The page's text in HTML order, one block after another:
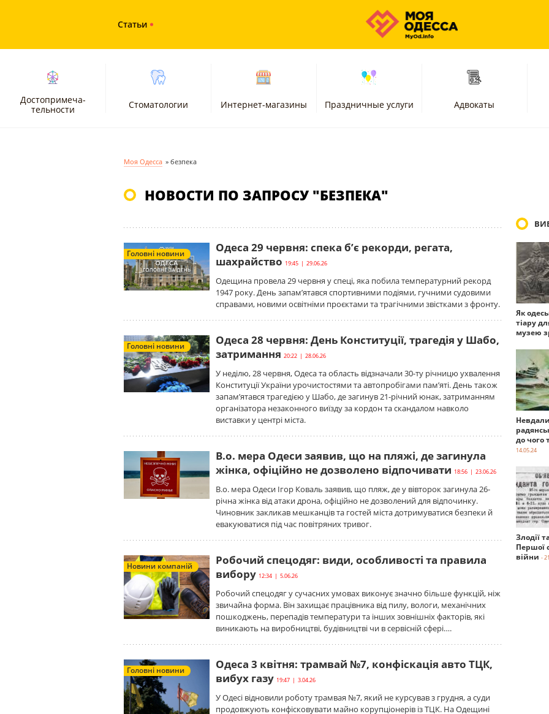
Статьи
Достопримеча-
тельности
Стоматологии Интернет-магазины Праздничные услуги Адвокаты
Моя Одесса » безпека
НОВОСТИ ПО ЗАПРОСУ "БЕЗПЕКА"
Головні новини
Одеса 29 червня: спека б’є рекорди, регата,
шахрайство 19:45 | 29.06.26
Одещина провела 29 червня у спеці, яка побила температурний рекорд
1947 року. День запам’ятався спортивними подіями, гучними судовими
справами, новими освітніми проєктами та трагічними звістками з фронту.
Головні новини
Одеса 28 червня: День Конституції, трагедія у Шабо,
затримання 20:22 | 28.06.26
У неділю, 28 червня, Одеса та область відзначали 30-ту річницю ухвалення
Конституції України урочистостями та автопробігами пам’яті. День також
запам’ятався трагедією у Шабо, де загинув 21-річний юнак, затриманням
організатора незаконного виїзду за кордон та скандалом навколо
виставки у центрі міста.
В.о. мера Одеси заявив, що на пляжі, де загинула
жінка, офіційно не дозволено відпочивати 18:56 | 23.06.26
В.о. мера Одеси Ігор Коваль заявив, що пляж, де у вівторок загинула 26-
річна жінка від атаки дрона, офіційно не дозволений для відпочинку.
Чиновник закликав мешканців та гостей міста дотримуватися безпеки й
евакуюватися під час повітряних тривог.
Новини компаній
Робочий спецодяг: види, особливості та правила
вибору 12:34 | 5.06.26
Робочий спецодяг у сучасних умовах виконує значно більше функцій, ніж
звичайна форма. Він захищає працівника від пилу, вологи, механічних
пошкоджень, перепадів температури та інших зовнішніх факторів, які
виникають на виробництві, будівництві чи в сервісній сфері….
Головні новини
Одеса 3 квітня: трамвай №7, конфіскація авто ТЦК,
вибух газу 19:47 | 3.04.26
У Одесі відновили роботу трамвая №7, який не курсував з грудня, а суди
продовжують конфісковувати майно корупціонерів із ТЦК. На Одещині
Як
тіару
музею
до чого
14.05.24
Злодії
Першої
війни -